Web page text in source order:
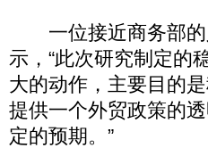
一位接近商务部的
示，“此次研究制定的
大的动作，主要目的
提供一个外贸政策的
定的预期。”